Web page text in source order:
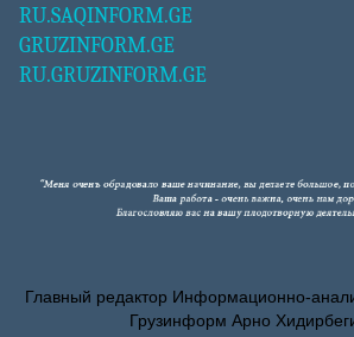
RU.SAQINFORM.GE
GRUZINFORM.GE
RU.GRUZINFORM.GE
Главный редактор Информационно-
Грузинформ Арно